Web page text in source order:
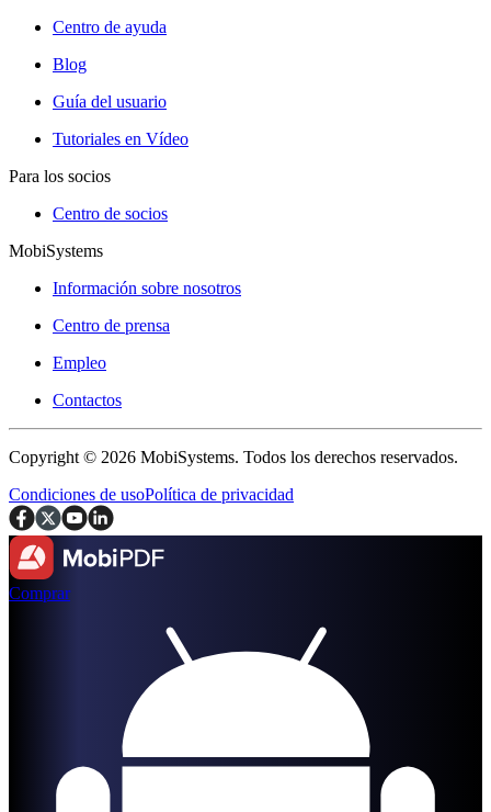
Centro de ayuda
Blog
Guía del usuario
Tutoriales en Vídeo
Para los socios
Centro de socios
MobiSystems
Información sobre nosotros
Centro de prensa
Empleo
Contactos
Copyright © 2026 MobiSystems. Todos los derechos reservados.
Condiciones de usoPolítica de privacidad
Comprar